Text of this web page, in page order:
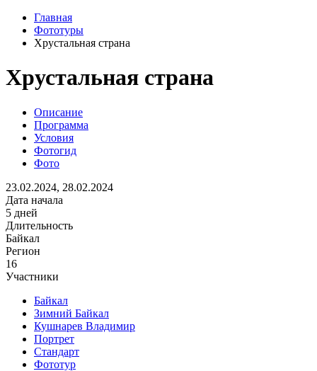
Главная
Фототуры
Хрустальная страна
Хрустальная страна
Описание
Программа
Условия
Фотогид
Фото
23.02.2024, 28.02.2024
Дата начала
5 дней
Длительность
Байкал
Регион
16
Участники
Байкал
Зимний Байкал
Кушнарев Владимир
Портрет
Стандарт
Фототур